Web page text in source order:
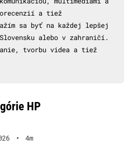
a tiež
sa byť na každej lepšej
alebo v zahraničí.
tvorbu videa a tiež
HP
•
4m